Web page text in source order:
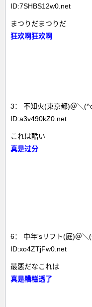
ID:7SHBS12w0.net
まつりだまつりだ
狂欢啊狂欢啊
3： 不知火(東京都)＠＼
ID:a3v490kZ0.net
これは酷い
真是过分
6： 中年'sリフト(庭)＠
ID:xo4ZTjFw0.net
最悪だなこれは
真是糟糕透了